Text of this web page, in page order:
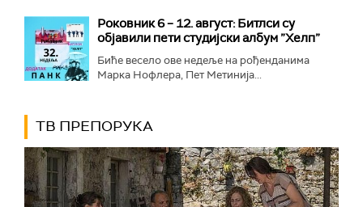
Роковник 6 – 12. август: Битлси су
објавили пети студијски албум ”Хелп”
Биће весело ове недеље на рођенданима
Марка Нофлера, Пет Метинија...
ТВ ПРЕПОРУКА